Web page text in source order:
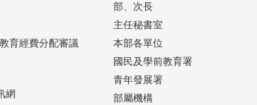
育經費分配審議
網
部、次長
主任秘書室
本部各單位
國民及學前教育署
青年發展署
部屬機構